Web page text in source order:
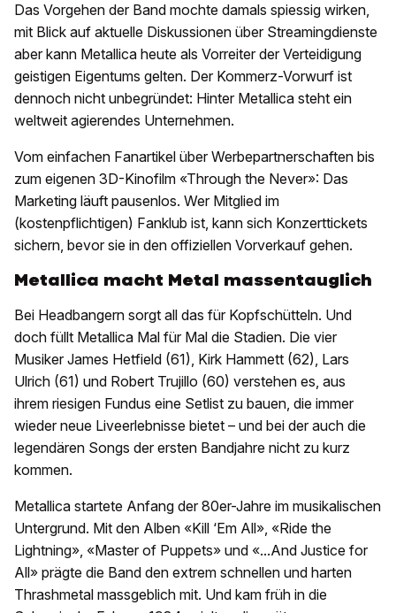
Das Vorgehen der Band mochte damals spiessig wirken,
mit Blick auf aktuelle Diskussionen über Streamingdienste
aber kann Metallica heute als Vorreiter der Verteidigung
geistigen Eigentums gelten. Der Kommerz-Vorwurf ist
dennoch nicht unbegründet: Hinter Metallica steht ein
weltweit agierendes Unternehmen.
Vom einfachen Fanartikel über Werbepartnerschaften bis
zum eigenen 3D-Kinofilm «Through the Never»: Das
Marketing läuft pausenlos. Wer Mitglied im
(kostenpflichtigen) Fanklub ist, kann sich Konzerttickets
sichern, bevor sie in den offiziellen Vorverkauf gehen.
Metallica macht Metal massentauglich
Bei Headbangern sorgt all das für Kopfschütteln. Und
doch füllt Metallica Mal für Mal die Stadien. Die vier
Musiker James Hetfield (61), Kirk Hammett (62), Lars
Ulrich (61) und Robert Trujillo (60) verstehen es, aus
ihrem riesigen Fundus eine Setlist zu bauen, die immer
wieder neue Liveerlebnisse bietet – und bei der auch die
legendären Songs der ersten Bandjahre nicht zu kurz
kommen.
Metallica startete Anfang der 80er-Jahre im musikalischen
Untergrund. Mit den Alben «Kill ‘Em All», «Ride the
Lightning», «Master of Puppets» und «...And Justice for
All» prägte die Band den extrem schnellen und harten
Thrashmetal massgeblich mit. Und kam früh in die